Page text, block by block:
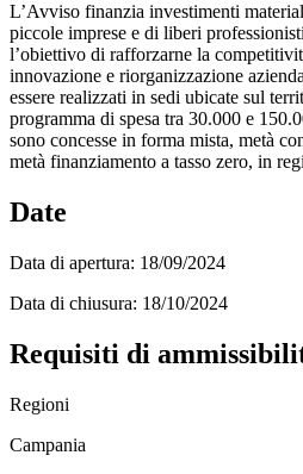
L’Avviso finanzia investimenti
piccole imprese e di liberi
l’obiettivo di rafforzarne la
innovazione e riorganizzazione
essere realizzati in sedi ubicate sul
programma di spesa tra 30.000 e
sono concesse in forma mista, metà
metà finanziamento a tasso zero, in
Date
Data di apertura: 18/09/2024
Data di chiusura: 18/10/2024
Requisiti di
Regioni
Campania